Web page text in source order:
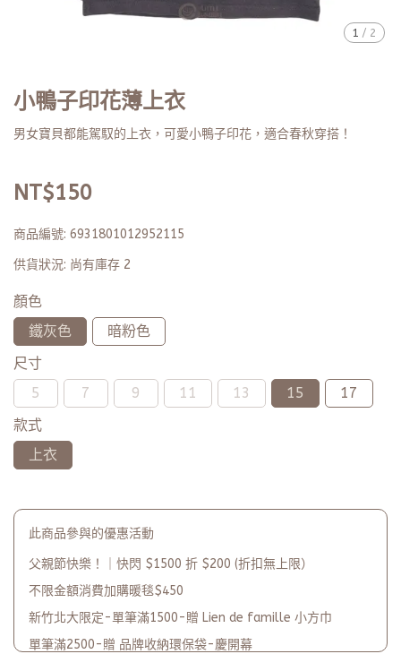
1 / 2
小鴨子印花薄上衣
男女寶貝都能駕馭的上衣，可愛小鴨子印花，適合春秋穿搭！
NT$150
商品編號: 6931801012952115
供貨狀況: 尚有庫存 2
顏色
鐵灰色
暗粉色
尺寸
5
7 9 11 13 15
17
款式
上衣
此商品參與的優惠活動
父親節快樂！｜快閃 $1500 折 $200 (折扣無上限）
不限金額消費加購暖毯$450
新竹北大限定-單筆滿1500-贈 Lien de famille 小方巾
單筆滿2500-贈 品牌收納環保袋-慶開幕